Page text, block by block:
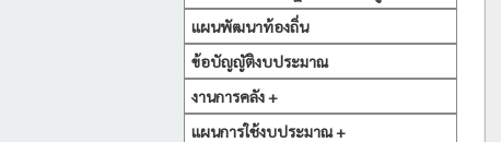
แผนพัฒนาท้องถิ่น
ข้อบัญญัติงบประมาณ
งานการคลัง +
แผนการใช้งบประมาณ +